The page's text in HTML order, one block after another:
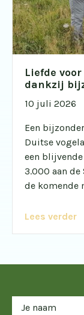
Liefde
dankzij
10 juli 2026
Een
Duitse
een
3.000 aan
de komende
Lees verder